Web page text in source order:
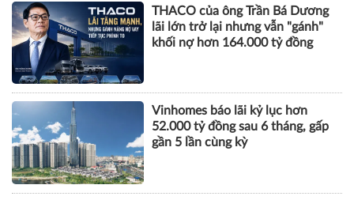
THACO của ông Trần Bá Dương
lãi lớn trở lại nhưng vẫn "gánh"
khối nợ hơn 164.000 tỷ đồng
Vinhomes báo lãi kỷ lục hơn
52.000 tỷ đồng sau 6 tháng, gấp
gần 5 lần cùng kỳ